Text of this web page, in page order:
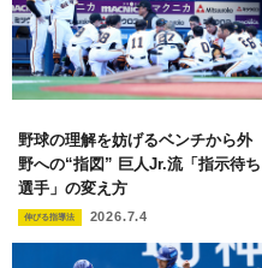
野球の理解を妨げるベンチから外
野への“指図” 巨人Jr.流「指示待ち
選手」の変え方
伸びる指導法 2026.7.4